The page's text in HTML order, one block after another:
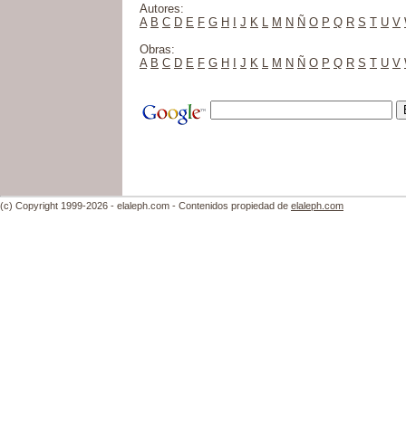
Autores:
A B C D E F G H I J K L M N Ñ O P Q R S T U V
Obras:
A B C D E F G H I J K L M N Ñ O P Q R S T U V
(c) Copyright 1999-2026 - elaleph.com - Contenidos propiedad de elaleph.com